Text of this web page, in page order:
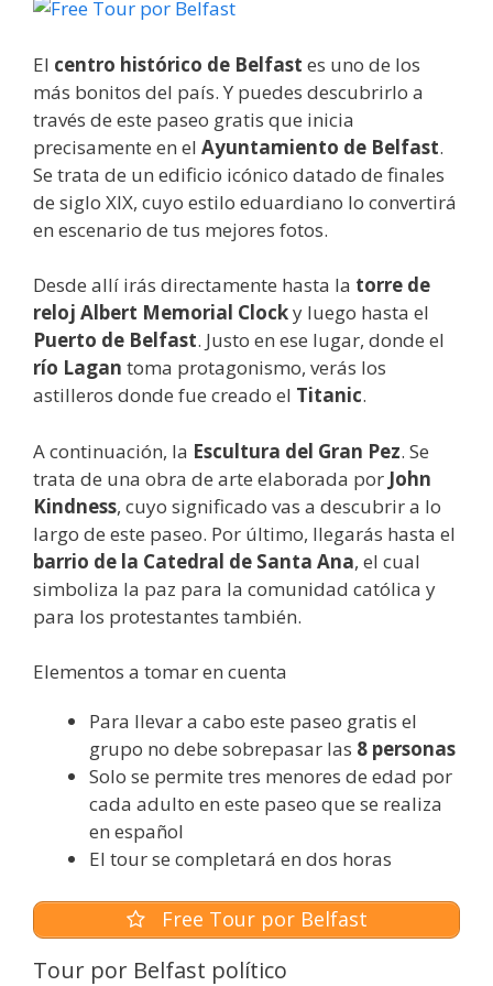
El centro histórico de Belfast es uno de los
más bonitos del país. Y puedes descubrirlo a
través de este paseo gratis que inicia
precisamente en el Ayuntamiento de Belfast.
Se trata de un edificio icónico datado de finales
de siglo XIX, cuyo estilo eduardiano lo convertirá
en escenario de tus mejores fotos.
Desde allí irás directamente hasta la torre de
reloj Albert Memorial Clocky luego hasta el
Puerto de Belfast. Justo en ese lugar, donde el
río Lagan toma protagonismo, verás los
astilleros donde fue creado el Titanic.
A continuación, la Escultura del Gran Pez. Se
trata de una obra de arte elaborada por John
Kindness, cuyo significado vas a descubrir a lo
largo de este paseo. Por último, llegarás hasta el
barrio de la Catedral de Santa Ana, el cual
simboliza la paz para la comunidad católica y
para los protestantes también.
Elementos a tomar en cuenta
Para llevar a cabo este paseo gratis el
grupo no debe sobrepasar las 8 personas
Solo se permite tres menores de edad por
cada adulto en este paseo que se realiza
en español
El tour se completará en dos horas
Free Tour por Belfast
Tour por Belfast político